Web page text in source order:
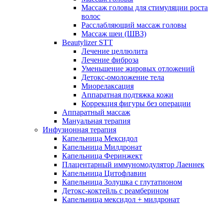
Массаж головы для стимуляции роста
волос
Расслабляющий массаж головы
Массаж шеи (ШВЗ)
Beautylizer STT
Лечение целлюлита
Лечение фиброза
Уменьшение жировых отложений
Детокс-омоложение тела
Миорелаксация
Аппаратная подтяжка кожи
Коррекция фигуры без операции
Аппаратный массаж
Мануальная терапия
Инфузионная терапия
Капельница Мексидол
Капельница Милдронат
Капельница Феринжект
Плацентарный иммуномодулятор Лаеннек
Капельница Цитофлавин
Капельница Золушка с глутатионом
Детокс-коктейль с реамберином
Капельница мексидол + милдронат